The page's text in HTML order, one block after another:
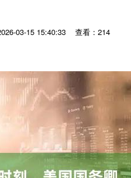
03-15 15:40:33 查看：214